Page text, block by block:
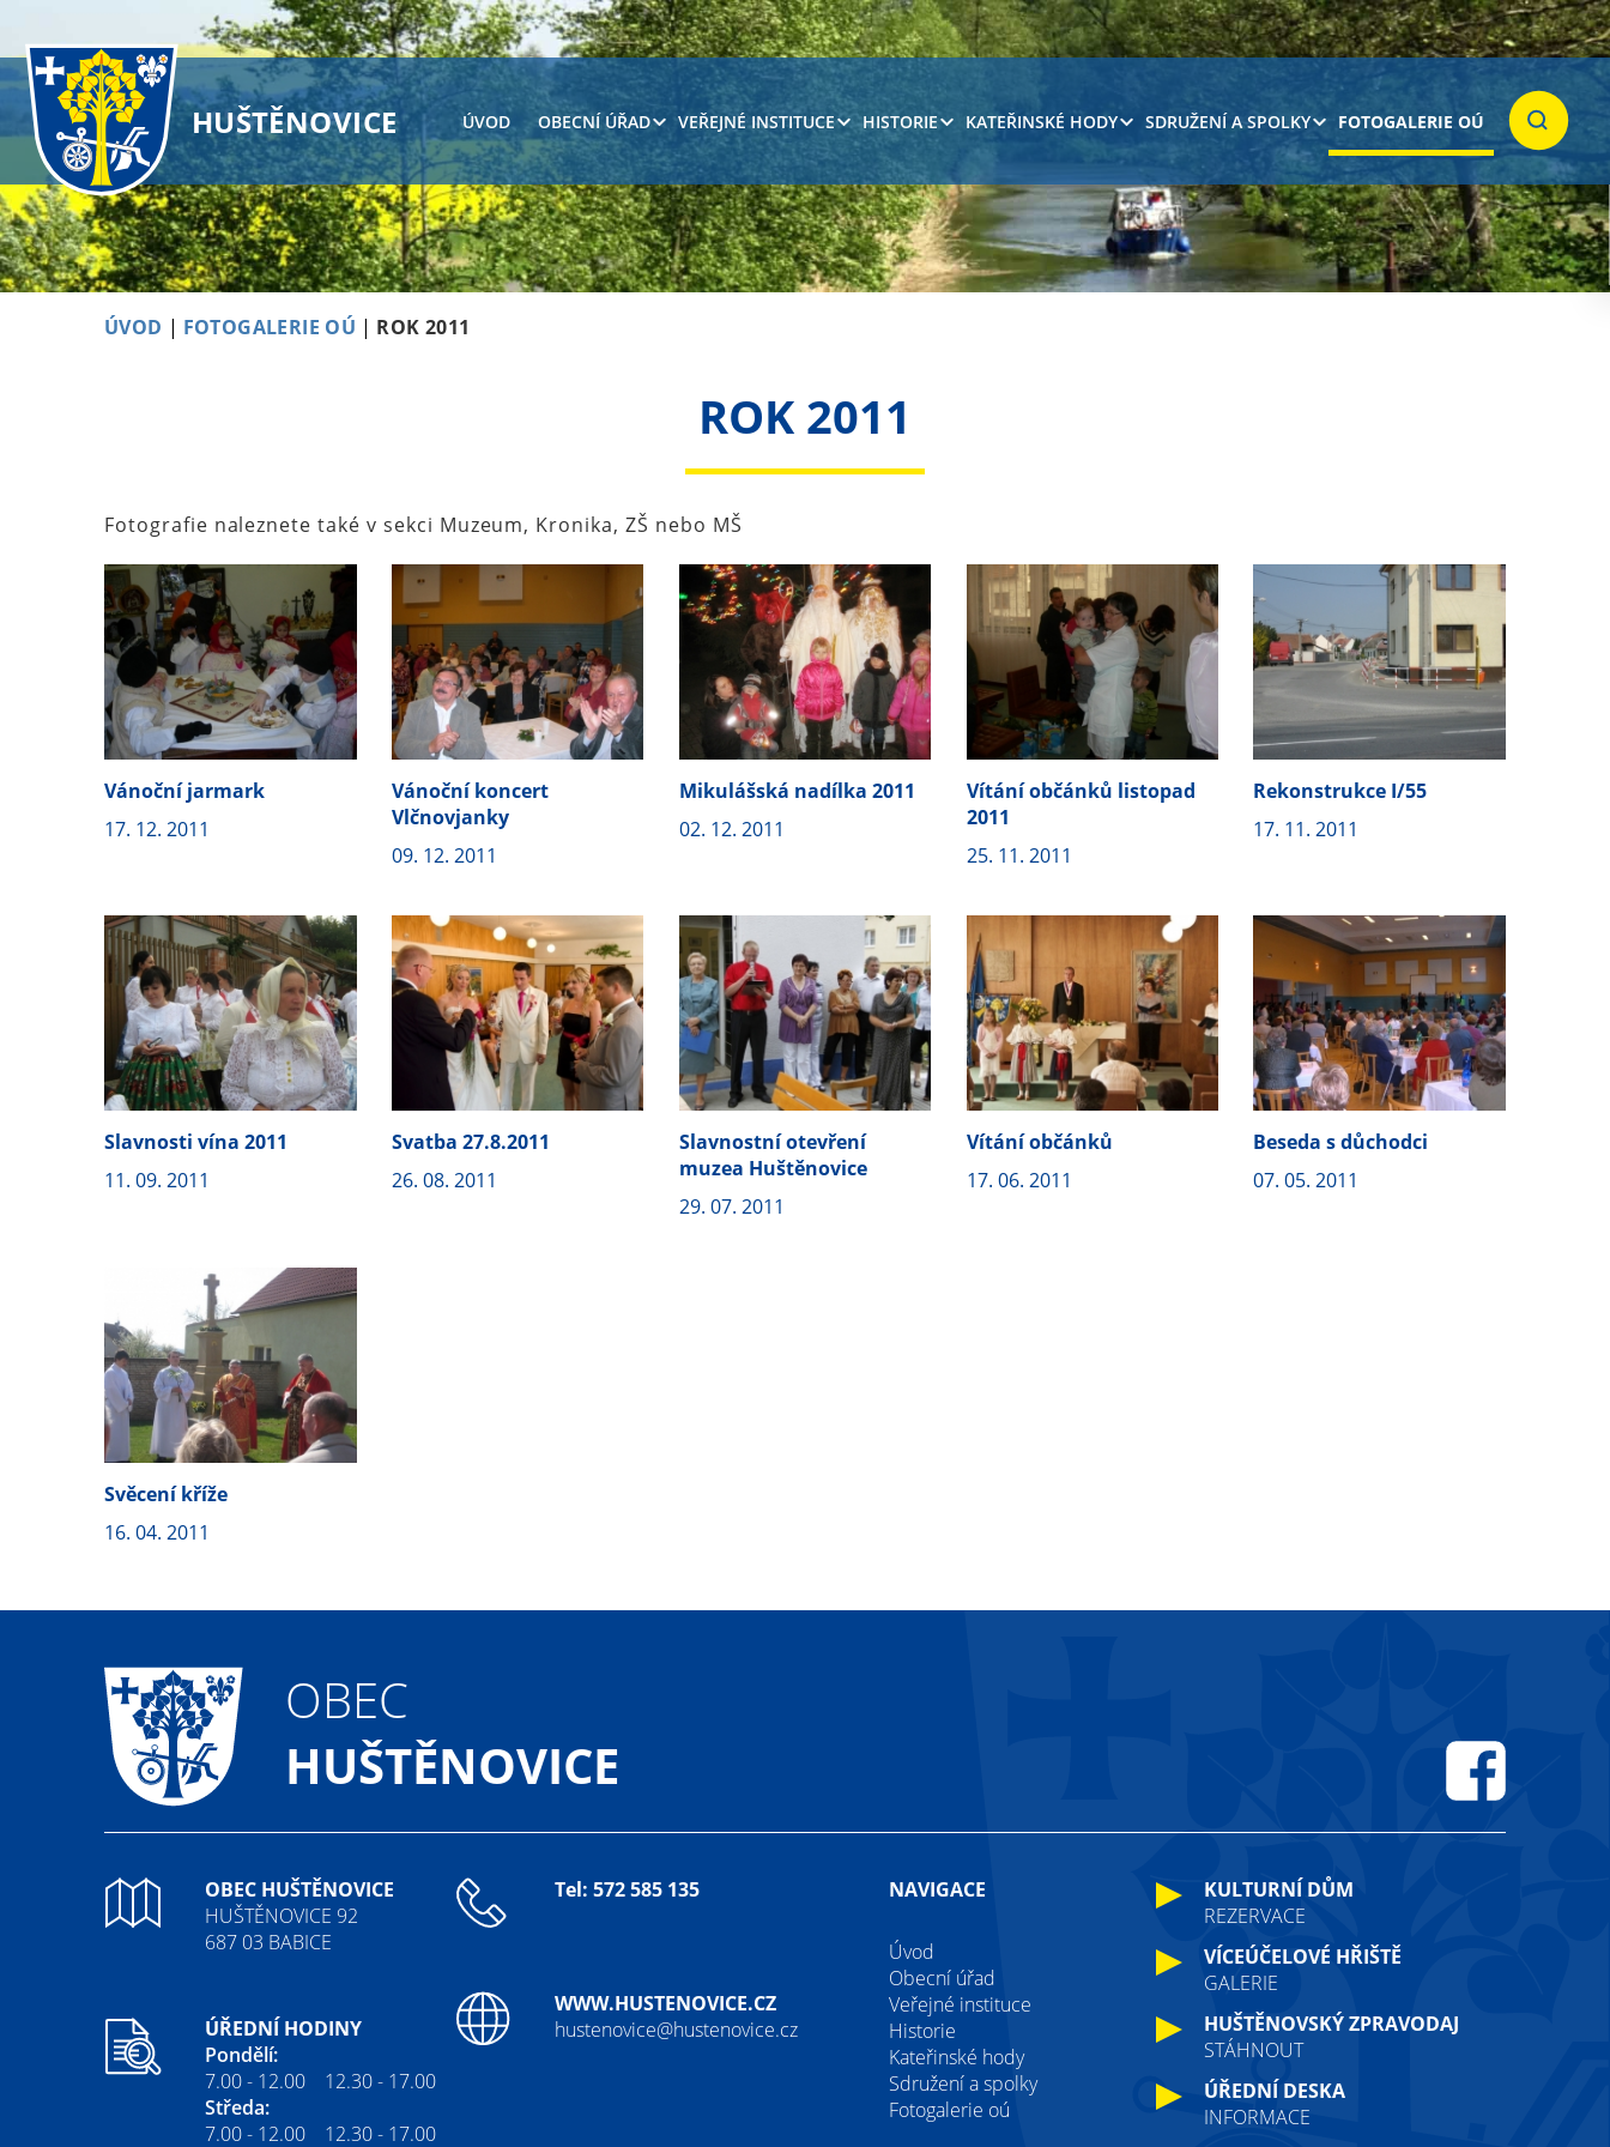
HUŠTĚNOVICE ÚVOD OBECNÍ ÚŘAD VEŘEJNÉ INSTITUCE HISTORIE KATEŘINSKÉ HODY SDRUŽENÍ A SPOLKY FOTOGALERIE OÚ
Hledat
ÚVOD | FOTOGALERIE OÚ | ROK 2011
ROK 2011
Fotografie naleznete také v sekci Muzeum, Kronika, ZŠ nebo MŠ
Vánoční jarmark
17. 12. 2011
Vánoční koncert
Vlčnovjanky
09. 12. 2011
Mikulášská nadílka 2011
02. 12. 2011
Vítání občánků listopad
2011
25. 11. 2011
Rekonstrukce I/55
17. 11. 2011
Slavnosti vína 2011
11. 09. 2011
Svatba 27.8.2011
26. 08. 2011
Slavnostní otevření
muzea Huštěnovice
29. 07. 2011
Vítání občánků
17. 06. 2011
Beseda s důchodci
07. 05. 2011
Svěcení kříže
16. 04. 2011
OBEC
HUŠTĚNOVICE
OBEC HUŠTĚNOVICE
HUŠTĚNOVICE 92
687 03 BABICE
ÚŘEDNÍ HODINY
Pondělí:
7.00 - 12.00 12.30 - 17.00
Středa:
7.00 - 12.00 12.30 - 17.00
Tel: 572 585 135
WWW.HUSTENOVICE.CZ
hustenovice@hustenovice.cz
NAVIGACE
Úvod
Obecní úřad
Veřejné instituce
Historie
Kateřinské hody
Sdružení a spolky
Fotogalerie oú
KULTURNÍ DŮM
REZERVACE
VÍCEÚČELOVÉ HŘIŠTĚ
GALERIE
HUŠTĚNOVSKÝ ZPRAVODAJ
STÁHNOUT
ÚŘEDNÍ DESKA
INFORMACE